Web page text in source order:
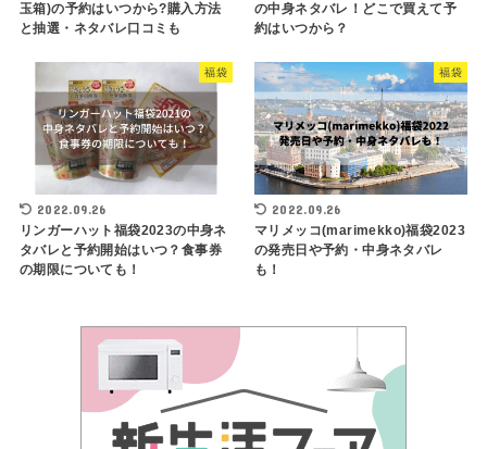
玉箱)の予約はいつから?購入方法
と抽選・ネタバレ口コミも
の中身ネタバレ！どこで買えて予
約はいつから？
福袋
2022.09.26
リンガーハット福袋2023の中身ネ
タバレと予約開始はいつ？食事券
の期限についても！
福袋
2022.09.26
マリメッコ(marimekko)福袋2023
の発売日や予約・中身ネタバレ
も！